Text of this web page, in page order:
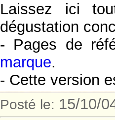
Laissez ici
dégustation
- Pages de
marque.
- Cette version
Posté le: 15/10/